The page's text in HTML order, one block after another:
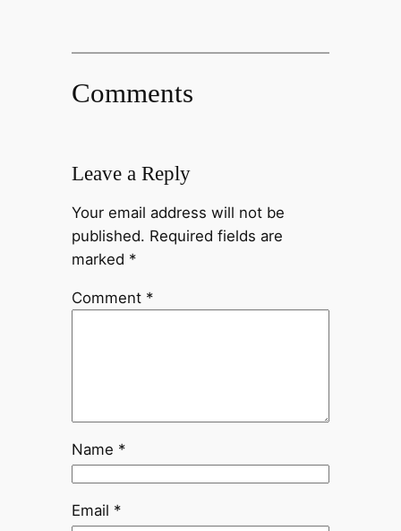
Comments
Leave a Reply
Your email address will not be
published. Required fields are
marked *
Comment *
Name *
Email *